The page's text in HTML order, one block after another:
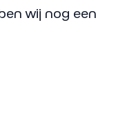
wij nog een